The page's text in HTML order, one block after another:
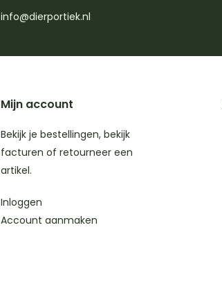
info@dierportiek.nl
Mijn account
Bekijk je bestellingen, bekijk
facturen of retourneer een
artikel.
Inloggen
Account aanmaken